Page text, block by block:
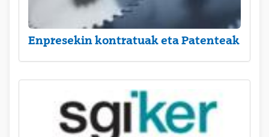
Enpresekin kontratuak eta Patenteak